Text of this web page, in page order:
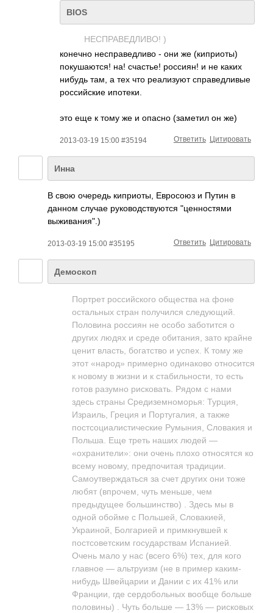
BIOS
НЕСПРАВЕДЛИВО! )
конечно несправедливо - они же (киприоты)
покушаются! на! счастье! россиян! и не каких
нибудь там, а тех что реализуют справедливые
российские ипотеки.
это еще к тому же и опасно (заметил он же)
2013-03-19 15:00 #35194 Цитировать
Ответить
Инна
В свою очередь киприоты, Евросоюз и Путин в
данном случае руководствуются "ценностями
выживания".)
2013-03-19 15:00 #35195 Цитировать
Ответить
Демоскоп
Портрет российского общества на фоне
остальных стран получился следующий.
Половина россиян не особо заботится о
других людях и среде обитания, зато крайне
ценит власть, богатство и успех. К тому же
этот «народ» примерно одинаково относится
к новому в жизни и к стабильности, то есть
готов разумно рисковать. Рядом с нами
здесь страны Средиземноморья: Турция,
Израиль, Греция и Португалия, а также
постсоциалистиче­ские Румыния, Словакия и
Польша. Еще треть наших людей —
«охранители»: они очень плохо относятся ко
всему новому, предпочитая традиции.
Самоутверждаться за счет других они тоже
любят (впрочем, чуть меньше, чем
предыдущее большинство) . Здесь мы в
одной обойме с Польшей, Словакией,
Украиной, Болгарией и примкнувшей к
постсоветским государствам Испанией.
Очень мало у нас (всего 6%) тех, для кого
главное — альтруизм (не в пример каким-
нибудь Швейцарии и Дании с их 41% или
Франции, где сердобольных вообще больше
половины) . Чуть больше — 13% — рисковых